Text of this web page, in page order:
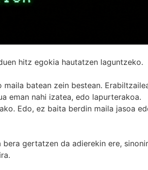
hitz egokia hautatzen laguntzeko.
batean zein bestean.
eman nahi izatea, edo lapurterakoa.
Edo, ez baita berdin maila jasoa
gertatzen da adierekin ere,